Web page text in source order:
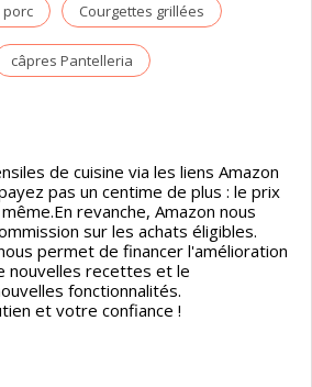
porc Courgettes grillées
câpres Pantelleria
de cuisine via les liens Amazon
pas un centime de plus : le prix
revanche, Amazon nous
sur les achats éligibles.
permet de financer l'amélioration
nouvelles recettes et le
fonctionnalités.
et votre confiance !